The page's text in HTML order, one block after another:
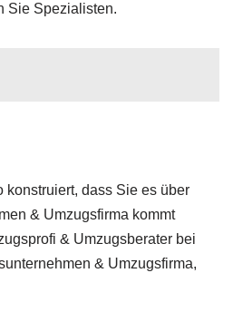
Sie Spezialisten.
konstruiert, dass Sie es über
& Umzugsfirma kommt
& Umzugsberater bei
& Umzugsfirma,